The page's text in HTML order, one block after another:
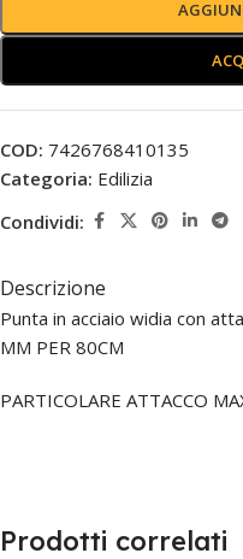
COD: 7426768410135
Categoria: Edilizia
Condividi:
Descrizione
Punta in acciaio widia con
MM PER 80CM
PARTICOLARE ATTACCO
Prodotti correlati